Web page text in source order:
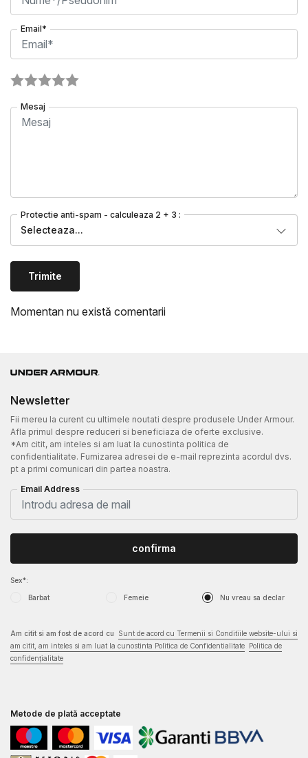
Email*
Mesaj
Protectie anti-spam - calculeaza 2 + 3 :
Selecteaza...
Trimite
Momentan nu există comentarii
Newsletter
Fii mereu la curent cu ultimele noutati despre produsele Under Armour.
Afla primul despre reduceri si beneficiaza de oferte exclusive.
*Am citit, am inteles si am luat la cunostinta politica de
confidentialitate. Furnizarea adresei de e-mail reprezinta acordul dvs.
pt a primi comunicari din partea noastra.
Email Address
Sex*:
Barbat Femeie Nu vreau sa declar
confirma
Am citit si am fost de acord cu
Sunt de acord cu Termenii si Conditiile website-ului si
am citit, am inteles si am luat la cunostinta Politica de Confidentialitate Politica de
confidențialitate
Metode de plată acceptate